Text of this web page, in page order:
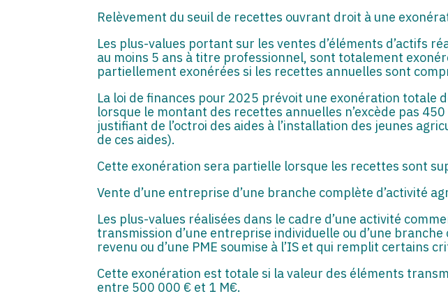
Relèvement du seuil de recettes ouvrant droit à une
Les plus-values portant sur les ventes d’éléments d’actifs
au moins 5 ans à titre professionnel, sont totalement
partiellement exonérées si les recettes annuelles sont
La loi de finances pour 2025 prévoit une exonération totale
lorsque le montant des recettes annuelles n’excède pas
justifiant de l’octroi des aides à l’installation des jeunes
de ces aides).
Cette exonération sera partielle lorsque les recettes sont
Vente d’une entreprise d’une branche complète d’activité
Les plus-values réalisées dans le cadre d’une activité
transmission d’une entreprise individuelle ou d’une
revenu ou d’une PME soumise à l’IS et qui remplit certains
Cette exonération est totale si la valeur des éléments
entre 500 000 € et 1 M€.